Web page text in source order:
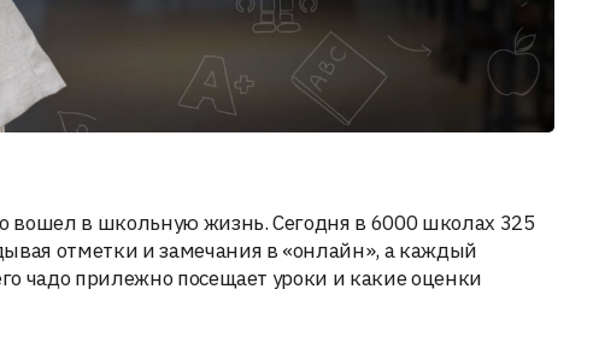
вошел в школьную жизнь. Сегодня в 6000 школах 325
отметки и замечания в «онлайн», а каждый
чадо прилежно посещает уроки и какие оценки